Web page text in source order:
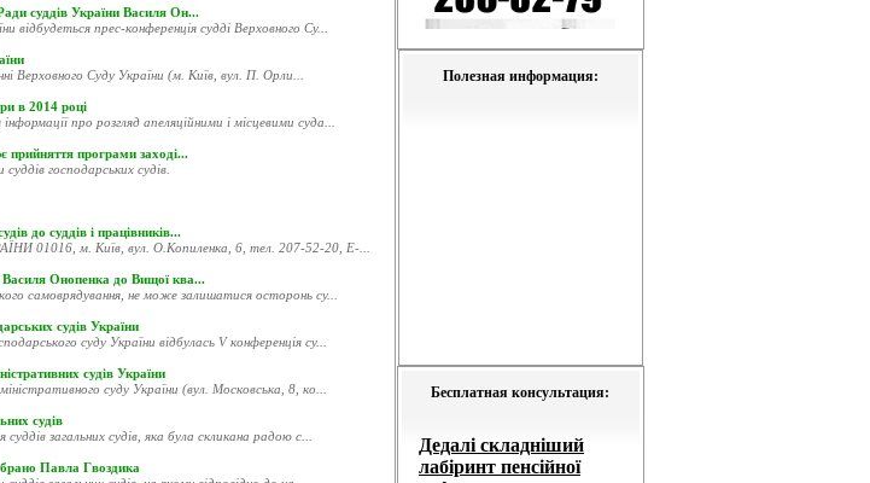
Полезная информация:
Бесплатная консультация:
суддів України Василя Он...
відбудеться прес-конференція судді Верховного Су...
Верховного Суду України (м. Київ, вул. П. Орли...
в 2014 році
про розгляд апеляційними і місцевими суда...
прийняття програми заході...
господарських судів.
до суддів і працівників...
01016, м. Київ, вул. О.Копиленка, 6, тел. 207-52-20, E-...
Василя Онопенка до Вищої ква...
самоврядування, не може залишатися осторонь су...
судів України
суду України відбулась V конференція су...
судів України
суду України (вул. Московська, 8, ко...
судів
загальних судів, яка була скликана радою с...
Павла Гвоздика